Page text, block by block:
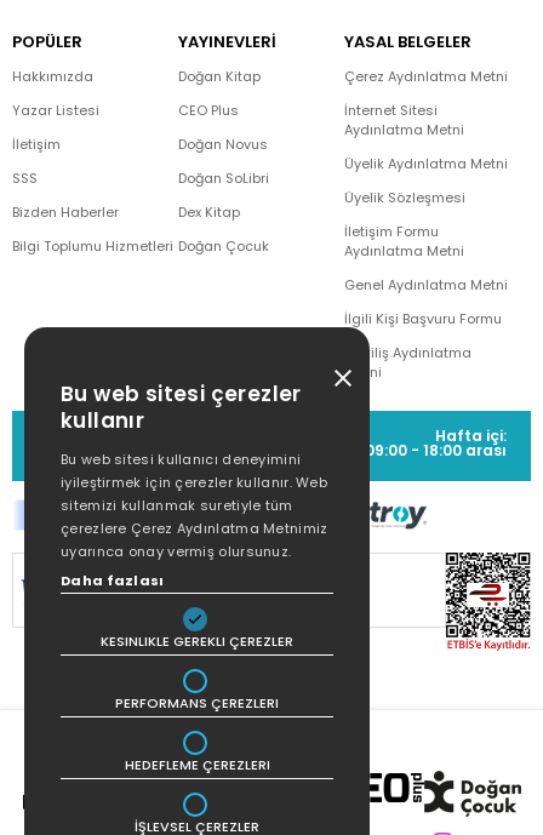
POPÜLER
Hakkımızda
Yazar Listesi
İletişim
SSS
Bizden Haberler
Bilgi Toplumu Hizmetleri
YAYINEVLERİ
Doğan Kitap
CEO Plus
Doğan Novus
Doğan SoLibri
Dex Kitap
Doğan Çocuk
YASAL BELGELER
Çerez Aydınlatma Metni
İnternet Sitesi
Aydınlatma Metni
Üyelik Aydınlatma Metni
Üyelik Sözleşmesi
İletişim Formu
Aydınlatma Metni
Genel Aydınlatma Metni
İlgili Kişi Başvuru Formu
Çekiliş Aydınlatma
Metni
MÜŞTERİ HİZMETLERİ
(0212) 373 77 00
Hafta içi:
09:00 - 18:00 arası
SİTEMİZ
KORUNMAKTADIR.
Bu web sitesi çerezler
kullanır
Bu web sitesi kullanıcı deneyimini
iyileştirmek için çerezler kullanır. Web
sitemizi kullanmak suretiyle tüm
çerezlere Çerez Aydınlatma Metnimiz
uyarınca onay vermiş olursunuz.
Daha fazlası
KESINLIKLE GEREKLI ÇEREZLER
PERFORMANS ÇEREZLERI
HEDEFLEME ÇEREZLERI
İŞLEVSEL ÇEREZLER